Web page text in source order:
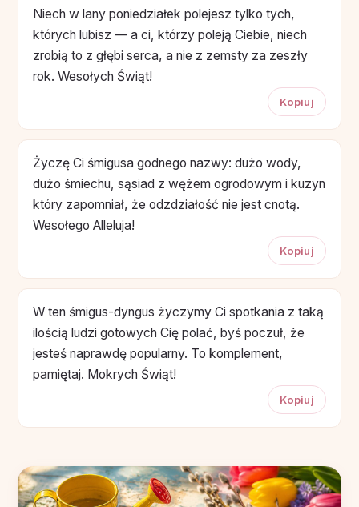
Niech w lany poniedziałek polejesz tylko tych,
których lubisz — a ci, którzy poleją Ciebie, niech
zrobią to z głębi serca, a nie z zemsty za zeszły
rok. Wesołych Świąt!
Kopiuj
Życzę Ci śmigusa godnego nazwy: dużo wody,
dużo śmiechu, sąsiad z wężem ogrodowym i kuzyn
który zapomniał, że odzdziałość nie jest cnotą.
Wesołego Alleluja!
Kopiuj
W ten śmigus-dyngus życzymy Ci spotkania z taką
ilością ludzi gotowych Cię polać, byś poczuł, że
jesteś naprawdę popularny. To komplement,
pamiętaj. Mokrych Świąt!
Kopiuj